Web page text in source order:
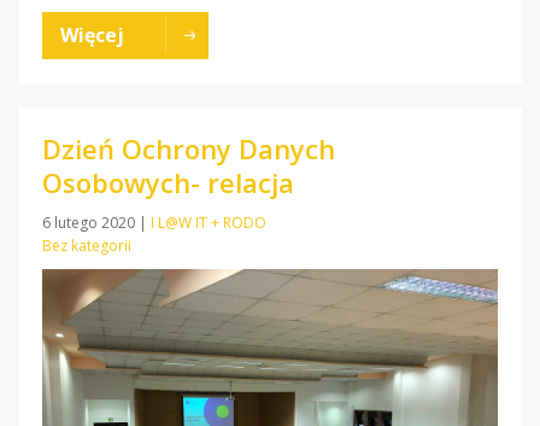
Więcej
Dzień Ochrony Danych
Osobowych- relacja
6 lutego 2020 | I L@W IT + RODO
Bez kategorii